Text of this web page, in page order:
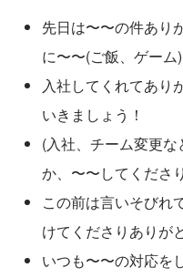
先日は〜〜の件あり
に〜〜(ご飯、ゲーム
入社してくれてあり
いきましょう！
(入社、チーム変更
か、〜〜してくださ
この前は言いそびれ
けてくださりありが
いつも〜〜の対応を